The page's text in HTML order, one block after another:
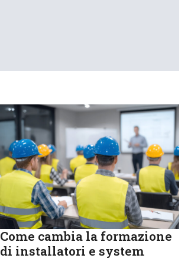
Come cambia la formazione
di installatori e system